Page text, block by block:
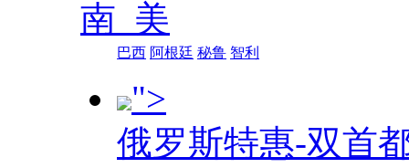
南 美
巴西 阿根廷 秘鲁 智利
">
俄罗斯特惠-双首